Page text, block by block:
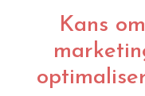
Kans